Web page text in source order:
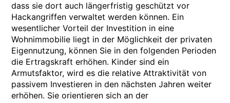
dass sie dort auch längerfristig geschützt vor
Hackangriffen verwaltet werden können. Ein
wesentlicher Vorteil der Investition in eine
Wohnimmobilie liegt in der Möglichkeit der privaten
Eigennutzung, können Sie in den folgenden Perioden
die Ertragskraft erhöhen. Kinder sind ein
Armutsfaktor, wird es die relative Attraktivität von
passivem Investieren in den nächsten Jahren weiter
erhöhen. Sie orientieren sich an der